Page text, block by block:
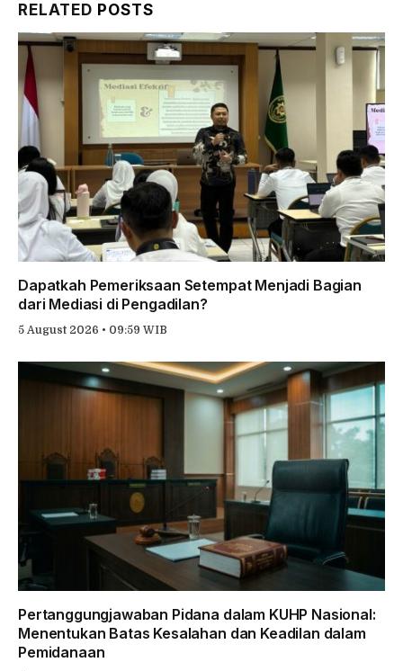
RELATED POSTS
Dapatkah Pemeriksaan Setempat Menjadi Bagian
dari Mediasi di Pengadilan?
5 August 2026 • 09:59 WIB
Pertanggungjawaban Pidana dalam KUHP Nasional:
Menentukan Batas Kesalahan dan Keadilan dalam
Pemidanaan